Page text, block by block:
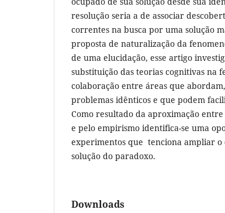
resolução seria a de associar
correntes na busca por uma solução
proposta de naturalização da
de uma elucidação, esse artigo
substituição das teorias cognitivas na
colaboração entre áreas que
problemas idênticos e que podem
Como resultado da aproximação
e pelo empirismo identifica-se uma
experimentos que tenciona ampliar o
solução do paradoxo.
Downloads